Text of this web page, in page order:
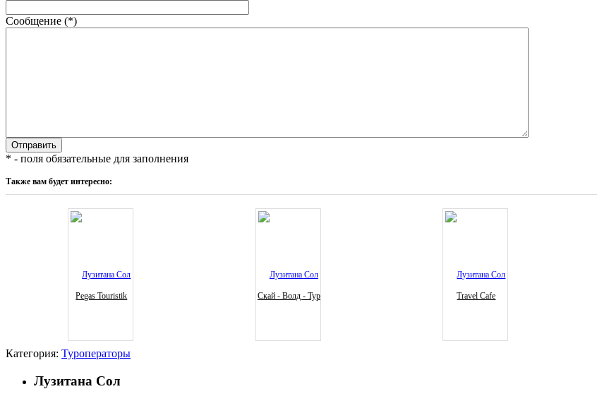
Сообщение (*)
* - поля обязательные для заполнения
Также вам будет интересно:
Pegas Touristik Скай - Волд - Тур Travel Cafe
Категория: Туроператоры
Лузитана Сол